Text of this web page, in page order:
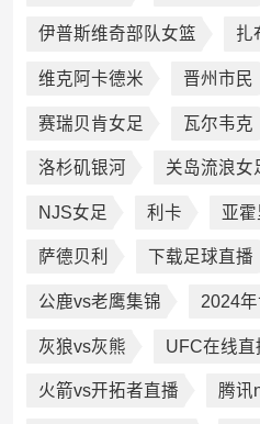
伊普斯维奇部队女篮 扎
维克阿卡德米 晋州市民
赛瑞贝肯女足 瓦尔韦克
洛杉矶银河 关岛流浪女
NJS女足 利卡 亚
萨德贝利 下载足球直播
公鹿vs老鹰集锦 2024
灰狼vs灰熊 UFC在线直
火箭vs开拓者直播 腾讯